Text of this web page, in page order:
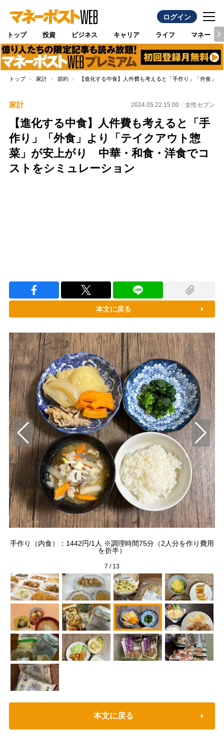
ログイン
トップ 投資 ビジネス キャリア ライフ マネー
トップ 家計 節約 【進化する中食】人件費も考えると「手作り」「外食」
家計 2024.05.22 15:00 女性セブン
【進化する中食】人件費も考えると「手
作り」「外食」より「テイクアウト惣
菜」が安上がり 中華・和食・洋食でコ
ストをシミュレーション
本文に戻る
手作り（内食）：1442円/1人 ※調理時間75分（2人分を作り費用
を折半）
7 / 13
本文に戻る